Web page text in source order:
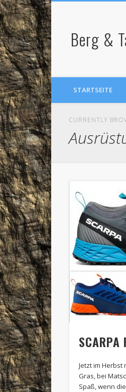
Berg &
STARTSEITE
CURRENTLY
SCARPA
Jetzt im
Gras, bei
Spaß, wenn